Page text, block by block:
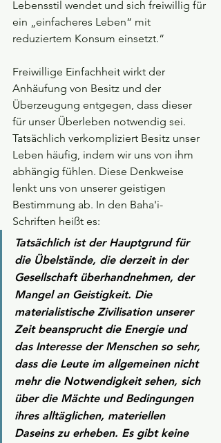
Lebensstil wendet und sich freiwillig für
ein „einfacheres Leben“ mit
reduziertem Konsum einsetzt.“
Freiwillige Einfachheit wirkt der
Anhäufung von Besitz und der
Überzeugung entgegen, dass dieser
für unser Überleben notwendig sei.
Tatsächlich verkompliziert Besitz unser
Leben häufig, indem wir uns von ihm
abhängig fühlen. Diese Denkweise
lenkt uns von unserer geistigen
Bestimmung ab. In den Baha'i-
Schriften heißt es:
Tatsächlich ist der Hauptgrund für
die Übelstände, die derzeit in der
Gesellschaft überhandnehmen, der
Mangel an Geistigkeit. Die
materialistische Zivilisation unserer
Zeit beansprucht die Energie und
das Interesse der Menschen so sehr,
dass die Leute im allgemeinen nicht
mehr die Notwendigkeit sehen, sich
über die Mächte und Bedingungen
ihres alltäglichen, materiellen
Daseins zu erheben. Es gibt keine